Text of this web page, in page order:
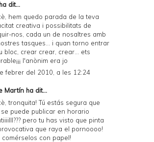
dit...
hem quedo parada de la teva
creativa i possibilitats de
nos, cada un de nosaltres amb
tasques... i quan torno entrar
bloc, crear crear, crear... ets
l'anònim era jo
febrer del 2010, a les 12:24
Martín ha dit...
tronquita! Tú estás segura que
puede publicar en horario
pero tu has visto que pinta
que raya el pornoooo!
comérselos con papel!